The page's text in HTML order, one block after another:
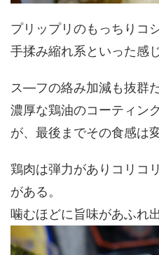
プリップリのもっちりコ
手揉み縮れ系といった感
ス―フの絡み加減も抜群だ
濃厚な鶏油のコーティン
が、最後までその食感は
鶏肉は弾力がありコリコ
がある。
噛むほどに旨味があふれ出